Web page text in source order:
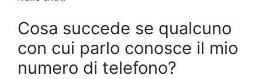
Cosa succede se qualcuno
con cui parlo conosce il mio
numero di telefono?